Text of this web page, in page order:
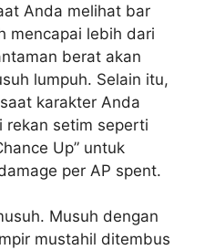
Anda melihat bar
mencapai lebih dari
berat akan
lumpuh. Selain itu,
karakter Anda
setim seperti
Up” untuk
per AP spent.
Musuh dengan
mustahil ditembus